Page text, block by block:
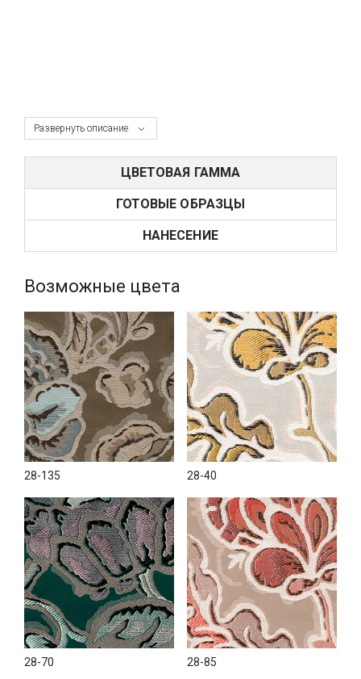
Развернуть описание
ЦВЕТОВАЯ ГАММА
ГОТОВЫЕ ОБРАЗЦЫ
НАНЕСЕНИЕ
Возможные цвета
28-135 28-40
28-70 28-85